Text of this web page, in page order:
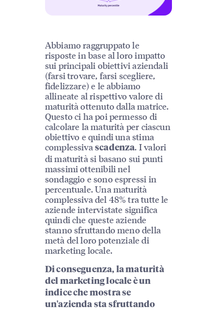
Abbiamo raggruppato le
risposte in base al loro impatto
sui principali obiettivi aziendali
(farsi trovare, farsi scegliere,
fidelizzare) e le abbiamo
allineate al rispettivo valore di
maturità ottenuto dalla matrice.
Questo ci ha poi permesso di
calcolare la maturità per ciascun
obiettivo e quindi una stima
complessivascadenza. I valori
di maturità si basano sui punti
massimi ottenibili nel
sondaggio e sono espressi in
percentuale. Una maturità
complessiva del 48% tra tutte le
aziende intervistate significa
quindi che queste aziende
stanno sfruttando meno della
metà del loro potenziale di
marketing locale.
Di conseguenza, la maturità
del marketing locale è un
indice che mostra se
un'azienda sta sfruttando